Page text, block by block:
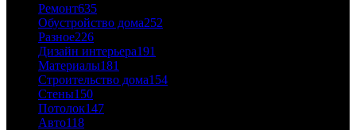
Ремонт635
Обустройство дома252
Разное226
Дизайн интерьера191
Материалы181
Строительство дома154
Стены150
Потолок147
Авто118